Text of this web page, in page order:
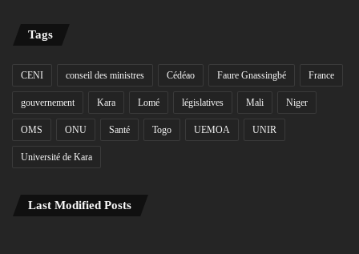
Tags
CENI conseil des ministres Cédéao Faure Gnassingbé France
gouvernement Kara Lomé législatives Mali Niger
OMS ONU Santé Togo UEMOA UNIR
Université de Kara
Last Modified Posts